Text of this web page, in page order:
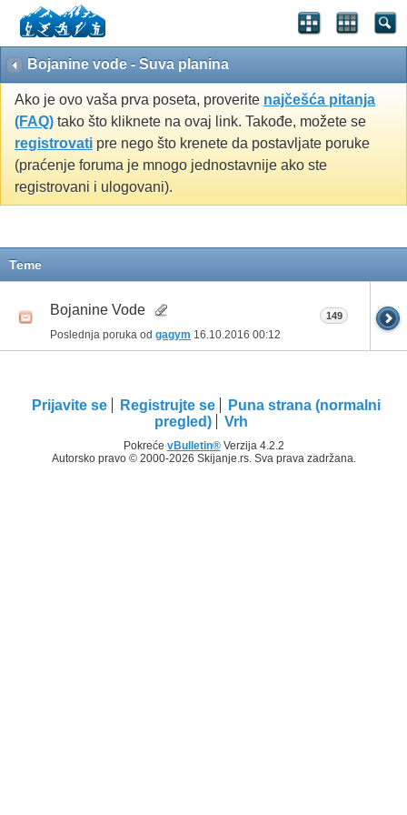
Bojanine vode - Suva planina
Ako je ovo vaša prva poseta, proverite najčešća pitanja
(FAQ) tako što kliknete na ovaj link. Takođe, možete se
registrovati pre nego što krenete da postavljate poruke
(praćenje foruma je mnogo jednostavnije ako ste
registrovani i ulogovani).
Teme
Bojanine Vode
Poslednja poruka od gagym 16.10.2016 00:12
149
Prijavite se Registrujte se
Puna strana (normalni
pregled)
Vrh
Pokreće vBulletin®Verzija 4.2.2
Autorsko pravo © 2000-2026 Skijanje.rs. Sva prava zadržana.